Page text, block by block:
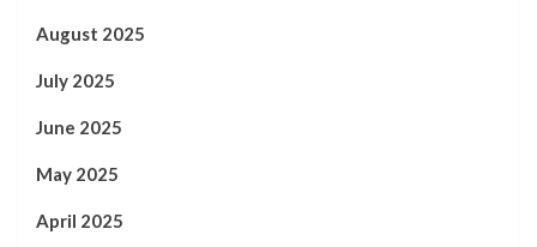
August 2025
July 2025
June 2025
May 2025
April 2025